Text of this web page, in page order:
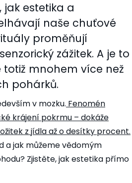
jak estetika a
naše chuťové
proměňují
zážitek. A je to
totiž mnohem více než
pohárků.
v mozku. Fenomén
krájení pokrmu – dokáže
z jídla až o desítky procent.
a jak můžeme vědomým
Zjistěte, jak estetika přímo